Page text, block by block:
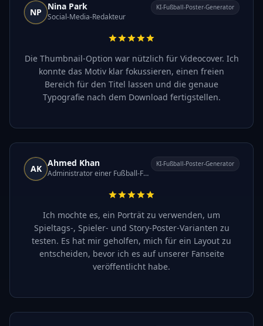
NP
Nina Park
Social-Media-Redakteur
KI-Fußball-Poster-Generator
Die Thumbnail-Option war nützlich für Videocover. Ich
konnte das Motiv klar fokussieren, einen freien
Bereich für den Titel lassen und die genaue
Typografie nach dem Download fertigstellen.
AK
Ahmed Khan
Administrator einer Fußball-Fanseite
KI-Fußball-Poster-Generator
Ich mochte es, ein Porträt zu verwenden, um
Spieltags-, Spieler- und Story-Poster-Varianten zu
testen. Es hat mir geholfen, mich für ein Layout zu
entscheiden, bevor ich es auf unserer Fanseite
veröffentlicht habe.